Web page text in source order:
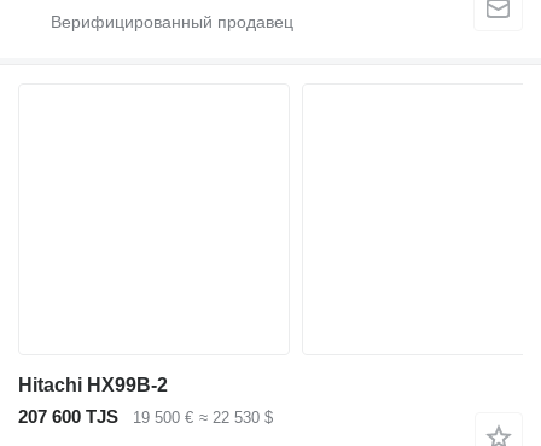
Hitachi HX99B-2
207 600 TJS
19 500 € ≈ 22 530 $